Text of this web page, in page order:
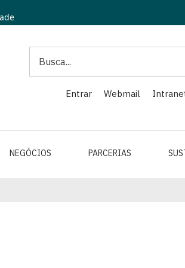
Entrar Webmail
NEGÓCIOS PARCERIAS